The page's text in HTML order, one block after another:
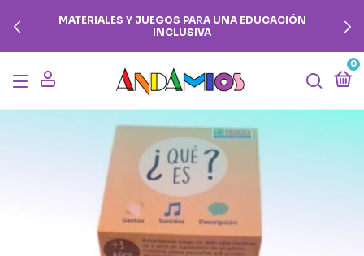
MATERIALES Y JUEGOS PARA UNA EDUCACIÓN
INCLUSIVA
0